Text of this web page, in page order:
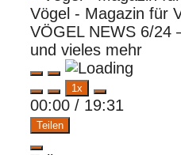
Vögel - Magazin für
VÖGEL NEWS 6/24
und vieles mehr
Play
Episode
Pause
Episode
1x
00:00 / 19:31
Teilen